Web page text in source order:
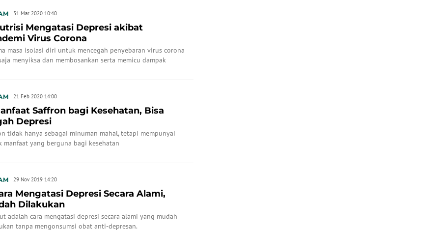
31 Mar 2020 10:40
Mengatasi Depresi akibat
Virus Corona
masa isolasi diri untuk mencegah penyebaran virus corona
menyiksa dan membosankan serta memicu dampak
21 Feb 2020 14:00
Saffron bagi Kesehatan, Bisa
Depresi
tidak hanya sebagai minuman mahal, tetapi mempunyai
manfaat yang berguna bagi kesehatan
29 Nov 2019 14:20
Mengatasi Depresi Secara Alami,
Dilakukan
adalah cara mengatasi depresi secara alami yang mudah
tanpa mengonsumsi obat anti-depresan.